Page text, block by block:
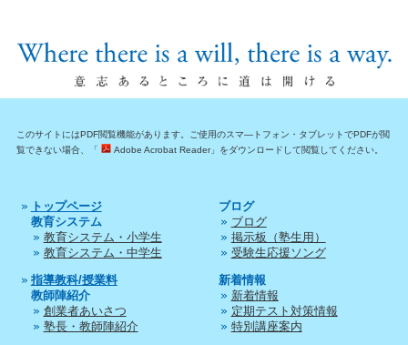
このサイトにはPDF閲覧機能があります。ご使用のスマ―トフォン・タブレットでPDFが閲
覧できない場合、「
Adobe Acrobat Reader」をダウンロードして閲覧してください。
トップページ
教育システム
教育システム・小学生
教育システム・中学生
指導教科/授業料
教師陣紹介
創業者あいさつ
塾長・教師陣紹介
ブログ
ブログ
掲示板（塾生用）
受験生応援ソング
新着情報
新着情報
定期テスト対策情報
特別講座案内